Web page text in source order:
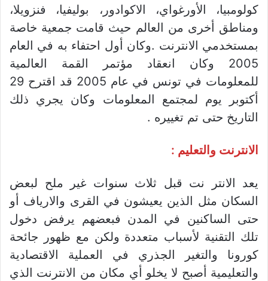
كولومبيا، الأورغواي، الاكوادور، بوليفيا، فنزويلا،
ومناطق أخرى من العالم حيث قامت جمعية خاصة
بمستخدمي الانترنت .وكان أول احتفاء به في العام
2005 وكان انعقاد مؤتمر القمة العالمية
للمعلومات في تونس في عام 2005 قد اقترح 29
أكتوبر يوم لمجتمع المعلومات وكان يجري ذلك
التاريخ حتى تم تغييره .
الانترنت والتعليم :
يعد الانتر نت قبل ثلاث سنوات غير ملح لبعض
السكان مثل الذين يعيشون في القرى والارياف أو
حتى الساكنين في المدن فبعضهم يرفض دخول
تلك التقنية لأسباب متعددة ولكن مع ظهور جائحة
كورونا والتغير الجذري في العملية الاقتصادية
والتعليمية أصبح لا يخلو أي مكان من الانترنت الذي